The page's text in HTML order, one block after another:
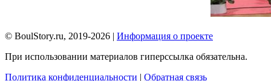
© BoulStory.ru, 2019-2026 | Информация о проекте
При использовании материалов гиперссылка обязательна.
Политика конфиденциальности | Обратная связь